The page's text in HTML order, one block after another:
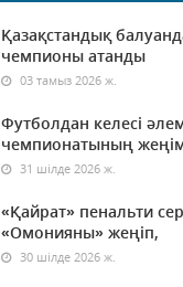
Қазақстандық
чемпионы атанды
03 тамыз 2026 ж.
Футболдан келесі
чемпионатының
31 шілде 2026 ж.
«Қайрат» пенальти
«Омонияны» жеңіп,
30 шілде 2026 ж.